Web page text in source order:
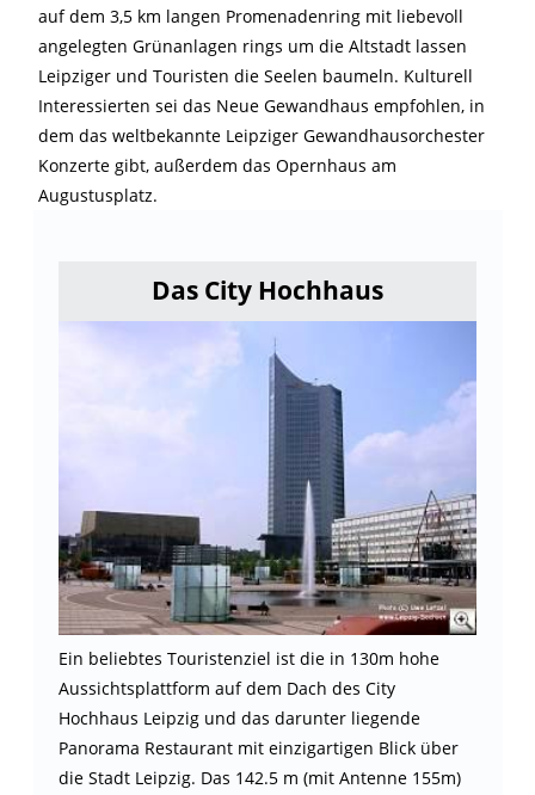
auf dem 3,5 km langen Promenadenring mit liebevoll
angelegten Grünanlagen rings um die Altstadt lassen
Leipziger und Touristen die Seelen baumeln. Kulturell
Interessierten sei das Neue Gewandhaus empfohlen, in
dem das weltbekannte Leipziger Gewandhausorchester
Konzerte gibt, außerdem das Opernhaus am
Augustusplatz.
Das City Hochhaus
Ein beliebtes Touristenziel ist die in 130m hohe
Aussichtsplattform auf dem Dach des City
Hochhaus Leipzig und das darunter liegende
Panorama Restaurant mit einzigartigen Blick über
die Stadt Leipzig. Das 142.5 m (mit Antenne 155m)